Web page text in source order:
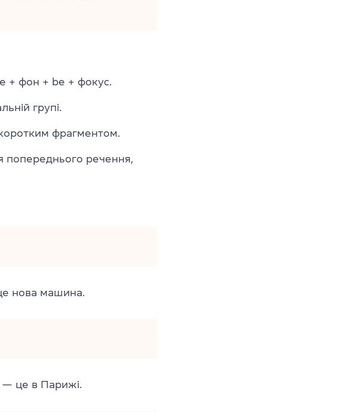
+ фон + be + фокус.
групі.
фрагментом.
попереднього речення,
нова машина.
— це в Парижі.